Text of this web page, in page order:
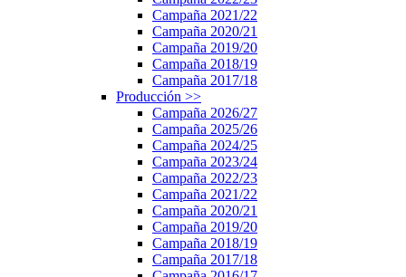
Campaña 2021/22
Campaña 2020/21
Campaña 2019/20
Campaña 2018/19
Campaña 2017/18
Producción >>
Campaña 2026/27
Campaña 2025/26
Campaña 2024/25
Campaña 2023/24
Campaña 2022/23
Campaña 2021/22
Campaña 2020/21
Campaña 2019/20
Campaña 2018/19
Campaña 2017/18